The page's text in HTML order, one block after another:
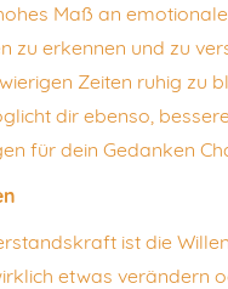
Maß an
zu erkennen und zu
Zeiten ruhig zu
dir ebenso,
für dein Gedanken
ist die
etwas verändern